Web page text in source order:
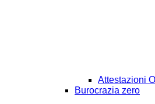
Attestazioni
Burocrazia zero